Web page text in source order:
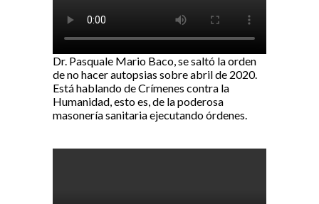
Dr. Pasquale Mario Baco, se saltó la orden
de no hacer autopsias sobre abril de 2020.
Está hablando de Crímenes contra la
Humanidad, esto es, de la poderosa
masonería sanitaria ejecutando órdenes.